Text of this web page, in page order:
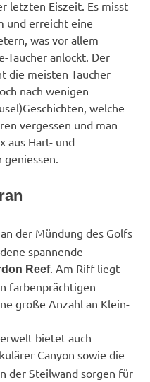
letzten Eiszeit. Es misst
und erreicht eine
was vor allem
Taucher anlockt. Der
die meisten Taucher
nach wenigen
welche
vergessen und man
aus Hart- und
geniessen.
der Mündung des Golfs
spannende
Reef. Am Riff liegt
farbenprächtigen
große Anzahl an Klein-
bietet auch
Canyon sowie die
der Steilwand sorgen für